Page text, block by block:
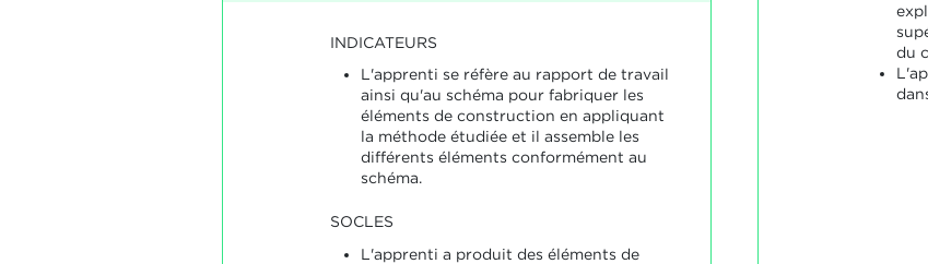
INDICATEURS
L'apprenti se réfère au rapport de travail
ainsi qu'au schéma pour fabriquer les
éléments de construction en appliquant
la méthode étudiée et il assemble les
différents éléments conformément au
schéma.
SOCLES
L'apprenti a produit des éléments de
du